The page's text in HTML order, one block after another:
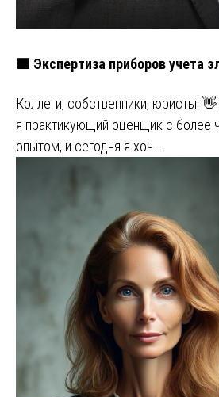
🟩 Экспертиза приборов учета
Коллеги, собственники, юристы!
я практикующий оценщик с более
опытом, и сегодня я хоч…